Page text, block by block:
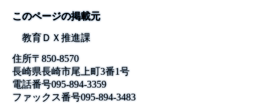
このページの掲載元
教育ＤＸ推進課
住所〒850-8570
長崎県長崎市尾上町3番1号
電話番号095-894-3359
ファックス番号095-894-3483